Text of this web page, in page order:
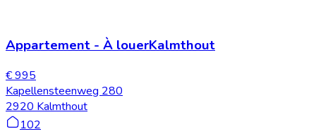
Appartement - À louerKalmthout
€ 995
Kapellensteenweg 280
2920 Kalmthout
102